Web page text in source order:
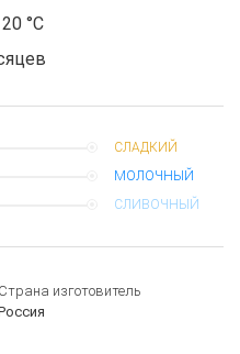
°C
СЛАДКИЙ
МОЛОЧНЫЙ
СЛИВОЧНЫЙ
Страна изготовитель